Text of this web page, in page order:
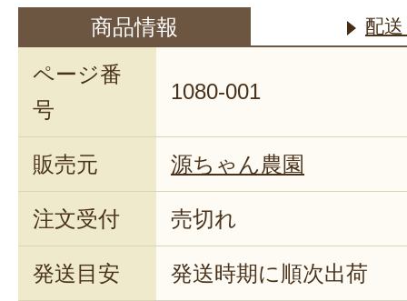
商品情報 配
ページ番
号
1080-001
販売元 源ちゃん農園
注文受付 売切れ
発送目安 発送時期に順次出荷